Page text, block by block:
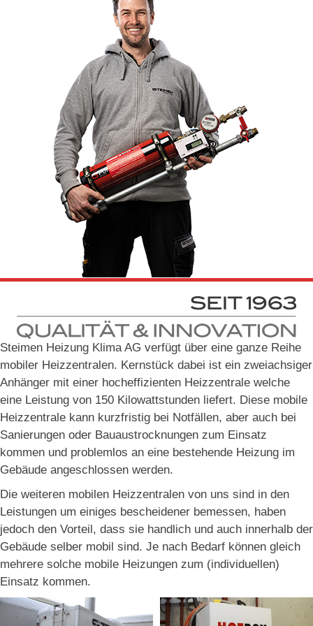
Steimen Heizung Klima AG verfügt über eine ganze Reihe
mobiler Heizzentralen. Kernstück dabei ist ein zweiachsiger
Anhänger mit einer hocheffizienten Heizzentrale welche
eine Leistung von 150 Kilowattstunden liefert. Diese mobile
Heizzentrale kann kurzfristig bei Notfällen, aber auch bei
Sanierungen oder Bauaustrocknungen zum Einsatz
kommen und problemlos an eine bestehende Heizung im
Gebäude angeschlossen werden.
Die weiteren mobilen Heizzentralen von uns sind in den
Leistungen um einiges bescheidener bemessen, haben
jedoch den Vorteil, dass sie handlich und auch innerhalb der
Gebäude selber mobil sind. Je nach Bedarf können gleich
mehrere solche mobile Heizungen zum (individuellen)
Einsatz kommen.